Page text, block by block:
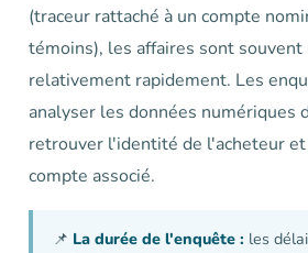
(traceur rattaché à un compte
témoins), les affaires sont souvent
relativement rapidement. Les
analyser les données numériques
retrouver l'identité de l'acheteur
compte associé.
📌 La durée de l'enquête : les